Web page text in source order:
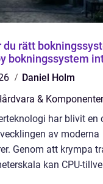
rätt bokningssystem
bokningssystem
Daniel Holm
& Komponenter
har blivit en
av moderna
Genom att krympa
kan CPU-